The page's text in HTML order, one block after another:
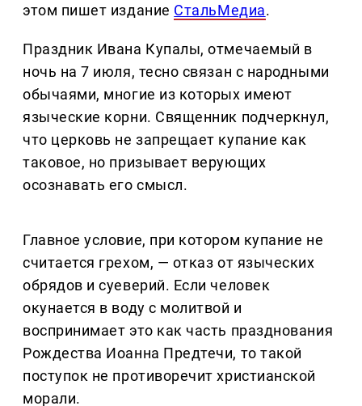
этом пишет издание СтальМедиа.
Праздник Ивана Купалы, отмечаемый в
ночь на 7 июля, тесно связан с народными
обычаями, многие из которых имеют
языческие корни. Священник подчеркнул,
что церковь не запрещает купание как
таковое, но призывает верующих
осознавать его смысл.
Главное условие, при котором купание не
считается грехом, — отказ от языческих
обрядов и суеверий. Если человек
окунается в воду с молитвой и
воспринимает это как часть празднования
Рождества Иоанна Предтечи, то такой
поступок не противоречит христианской
морали.